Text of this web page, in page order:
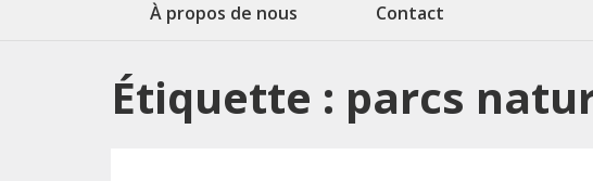
À propos de nous Contact
Étiquette : parcs